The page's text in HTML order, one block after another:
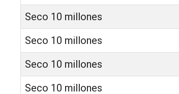
Seco 10 millones
Seco 10 millones
Seco 10 millones
Seco 10 millones